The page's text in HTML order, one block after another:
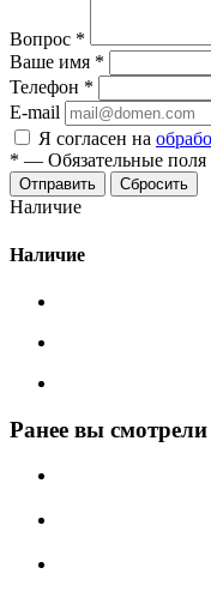
Вопрос *
Ваше имя *
Телефон *
E-mail
Я согласен на
* — Обязательные поля
Сбросить
Наличие
Наличие
Ранее вы смотрели